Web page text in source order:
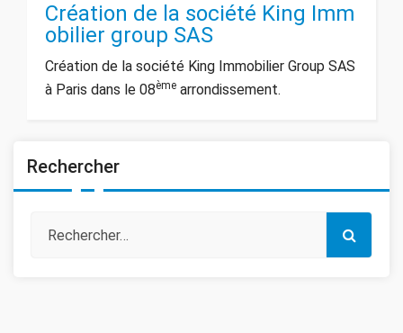
Création de la société King Imm
obilier group SAS
Création de la société King Immobilier Group SAS
à Paris dans le 08ème arrondissement.
Rechercher